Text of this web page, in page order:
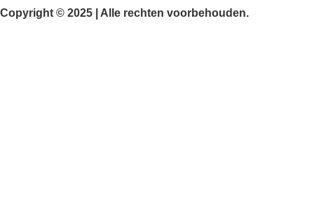
Copyright © 2025 | Alle rechten voorbehouden.